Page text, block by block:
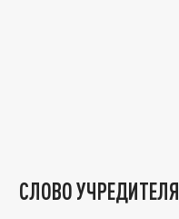
СЛОВО УЧРЕДИТЕЛЯ